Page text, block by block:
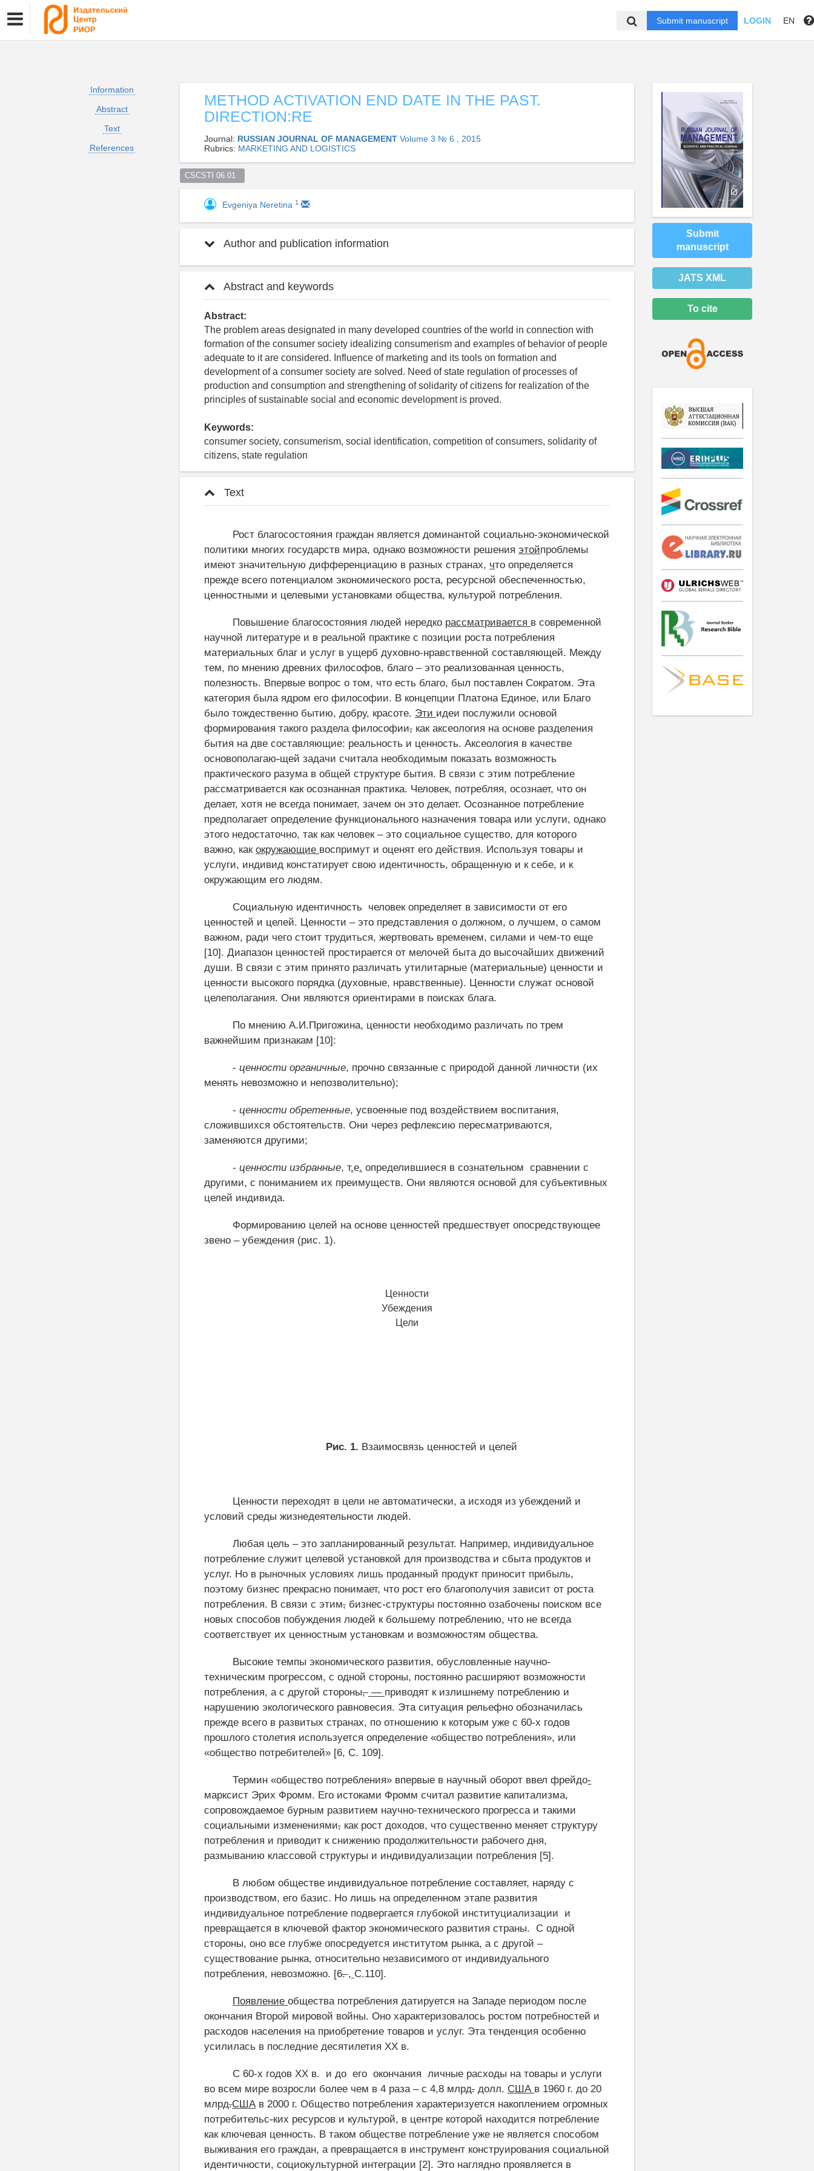
Submit manuscript LOGIN EN
Information
Abstract
Text
References
METHOD ACTIVATION END DATE IN THE PAST.
DIRECTION:RE
Journal: RUSSIAN JOURNAL OF MANAGEMENT Volume 3 № 6 , 2015
Rubrics: MARKETING AND LOGISTICS
CSCSTI 06.01
Evgeniya Neretina 1
Author and publication information
Abstract and keywords
Abstract:
The problem areas designated in many developed countries of the world in connection with
formation of the consumer society idealizing consumerism and examples of behavior of people
adequate to it are considered. Influence of marketing and its tools on formation and
development of a consumer society are solved. Need of state regulation of processes of
production and consumption and strengthening of solidarity of citizens for realization of the
principles of sustainable social and economic development is proved.
Keywords:
consumer society, consumerism, social identification, competition of consumers, solidarity of
citizens, state regulation
Text
Рост благосостояния граждан является доминантой социально-экономической
политики многих государств мира, однако возможности решения этойпроблемы
имеют значительную дифференциацию в разных странах, что определяется
прежде всего потенциалом экономического роста, ресурсной обеспеченностью,
ценностными и целевыми установками общества, культурой потребления.
Повышение благосостояния людей нередко рассматривается в современной
научной литературе и в реальной практике с позиции роста потребления
материальных благ и услуг в ущерб духовно-нравственной составляющей. Между
тем, по мнению древних философов, благо – это реализованная ценность,
полезность. Впервые вопрос о том, что есть благо, был поставлен Сократом. Эта
категория была ядром его философии. В концепции Платона Единое, или Благо
было тождественно бытию, добру, красоте. Эти идеи послужили основой
формирования такого раздела философии, как аксеология на основе разделения
бытия на две составляющие: реальность и ценность. Аксеология в качестве
основополагаю-щей задачи считала необходимым показать возможность
практического разума в общей структуре бытия. В связи с этим потребление
рассматривается как осознанная практика. Человек, потребляя, осознает, что он
делает, хотя не всегда понимает, зачем он это делает. Осознанное потребление
предполагает определение функционального назначения товара или услуги, однако
этого недостаточно, так как человек – это социальное существо, для которого
важно, как окружающие воспримут и оценят его действия. Используя товары и
услуги, индивид констатирует свою идентичность, обращенную и к себе, и к
окружающим его людям.
Социальную идентичность человек определяет в зависимости от его
ценностей и целей. Ценности – это представления о должном, о лучшем, о самом
важном, ради чего стоит трудиться, жертвовать временем, силами и чем-то еще
[10]. Диапазон ценностей простирается от мелочей быта до высочайших движений
души. В связи с этим принято различать утилитарные (материальные) ценности и
ценности высокого порядка (духовные, нравственные). Ценности служат основой
целеполагания. Они являются ориентирами в поисках блага.
По мнению А.И.Пригожина, ценности необходимо различать по трем
важнейшим признакам [10]:
-ценности органичные, прочно связанные с природой данной личности (их
менять невозможно и непозволительно);
-ценности обретенные, усвоенные под воздействием воспитания,
сложившихся обстоятельств. Они через рефлексию пересматриваются,
заменяются другими;
-ценности избранные, т.е. определившиеся в сознательном сравнении с
другими, с пониманием их преимуществ. Они являются основой для субъективных
целей индивида.
Формированию целей на основе ценностей предшествует опосредствующее
звено – убеждения (рис. 1).
Ценности
Убеждения
Цели
Рис. 1. Взаимосвязь ценностей и целей
Ценности переходят в цели не автоматически, а исходя из убеждений и
условий среды жизнедеятельности людей.
Любая цель – это запланированный результат. Например, индивидуальное
потребление служит целевой установкой для производства и сбыта продуктов и
услуг. Но в рыночных условиях лишь проданный продукт приносит прибыль,
поэтому бизнес прекрасно понимает, что рост его благополучия зависит от роста
потребления. В связи с этим, бизнес-структуры постоянно озабочены поиском все
новых способов побуждения людей к большему потреблению, что не всегда
соответствует их ценностным установкам и возможностям общества.
Высокие темпы экономического развития, обусловленные научно-
техническим прогрессом, с одной стороны, постоянно расширяют возможности
потребления, а с другой стороны, ― приводят к излишнему потреблению и
нарушению экологического равновесия. Эта ситуация рельефно обозначилась
прежде всего в развитых странах, по отношению к которым уже с 60-х годов
прошлого столетия используется определение «общество потребления», или
«общество потребителей» [6, С. 109].
Термин «общество потребления» впервые в научный оборот ввел фрейдо-
марксист Эрих Фромм. Его истоками Фромм считал развитие капитализма,
сопровождаемое бурным развитием научно-технического прогресса и такими
социальными изменениями, как рост доходов, что существенно меняет структуру
потребления и приводит к снижению продолжительности рабочего дня,
размыванию классовой структуры и индивидуализации потребления [5].
В любом обществе индивидуальное потребление составляет, наряду с
производством, его базис. Но лишь на определенном этапе развития
индивидуальное потребление подвергается глубокой институциализации и
превращается в ключевой фактор экономического развития страны. С одной
стороны, оно все глубже опосредуется институтом рынка, а с другой –
существование рынка, относительно независимого от индивидуального
потребления, невозможно. [6., C.110].
Появлениеобщества потребления датируется на Западе периодом после
окончания Второй мировой войны. Оно характеризовалось ростом потребностей и
расходов населения на приобретение товаров и услуг. Эта тенденция особенно
усилилась в последние десятилетия ХХ в.
С 60-х годов ХХ в. и до его окончания личные расходы на товары и услуги
во всем мире возросли более чем в 4 раза – с 4,8 млрд. долл. США в 1960 г. до 20
млрд.СШАв 2000 г. Общество потребления характеризуется накоплением огромных
потребительс-ких ресурсов и культурой, в центре которой находится потребление
как ключевая ценность. В таком обществе потребление уже не является способом
выживания его граждан, а превращается в инструмент конструирования социальной
идентичности, социокультурной интеграции [2]. Это наглядно проявляется в
Submit
manuscript
JATS XML
To cite